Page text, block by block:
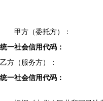
甲方（委托方）：
统一社会信用代码：
乙方（服务方）：
统一社会信用代码：